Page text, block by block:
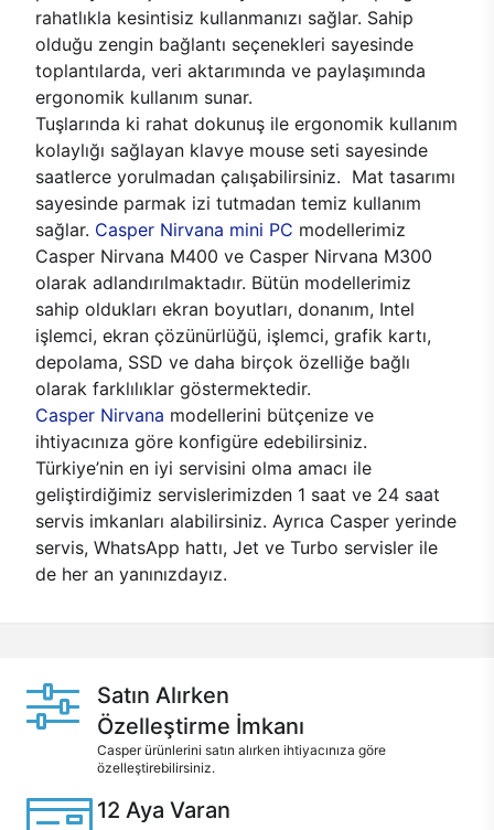
rahatlıkla kesintisiz kullanmanızı sağlar. Sahip
olduğu zengin bağlantı seçenekleri sayesinde
toplantılarda, veri aktarımında ve paylaşımında
ergonomik kullanım sunar.
Tuşlarında ki rahat dokunuş ile ergonomik kullanım
kolaylığı sağlayan klavye mouse seti sayesinde
saatlerce yorulmadan çalışabilirsiniz. Mat tasarımı
sayesinde parmak izi tutmadan temiz kullanım
sağlar. Casper Nirvana mini PC modellerimiz
Casper Nirvana M400 ve Casper Nirvana M300
olarak adlandırılmaktadır. Bütün modellerimiz
sahip oldukları ekran boyutları, donanım, Intel
işlemci, ekran çözünürlüğü, işlemci, grafik kartı,
depolama, SSD ve daha birçok özelliğe bağlı
olarak farklılıklar göstermektedir.
Casper Nirvana modellerini bütçenize ve
ihtiyacınıza göre konfigüre edebilirsiniz.
Türkiye’nin en iyi servisini olma amacı ile
geliştirdiğimiz servislerimizden 1 saat ve 24 saat
servis imkanları alabilirsiniz. Ayrıca Casper yerinde
servis, WhatsApp hattı, Jet ve Turbo servisler ile
de her an yanınızdayız.
Satın Alırken
Özelleştirme İmkanı
Casper ürünlerini satın alırken ihtiyacınıza göre
özelleştirebilirsiniz.
12 Aya Varan